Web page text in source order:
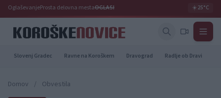
OglaševanjeProsta delovna mestaOGLASI ☀️25°C
Slovenj Gradec Ravne na Koroškem Dravograd Radlje ob Dravi
Domov / Obvestila